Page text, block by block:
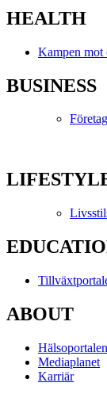
HEALTH
Kampen mot
BUSINESS
ABOUT
Hälsoportalen
Mediaplanet
Karriär